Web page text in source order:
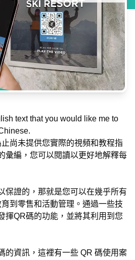
text that you would like me to
尚未提供您實際的視頻和教程指
彙編，您可以閱讀以更好地解釋每
保證的，那就是您可以在幾乎所有
到零售和活動管理。通過一些技
揮QR碼的功能，並將其利用到您
的資訊，這裡有一些 QR 碼使用案